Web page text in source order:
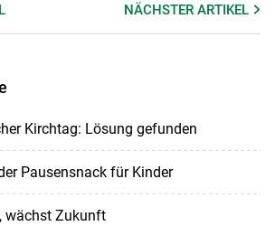
NÄCHSTERARTIKEL
Kirchtag: Lösung gefunden
Pausensnack für Kinder
wächst Zukunft